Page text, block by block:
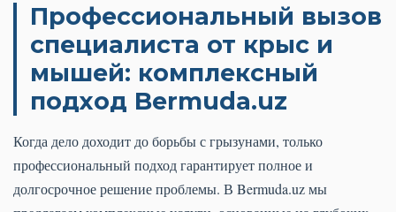
Профессиональный вызов
специалиста от крыс и
мышей: комплексный
подход Bermuda.uz
Когда дело доходит до борьбы с грызунами, только
профессиональный подход гарантирует полное и
долгосрочное решение проблемы. В Bermuda.uz мы